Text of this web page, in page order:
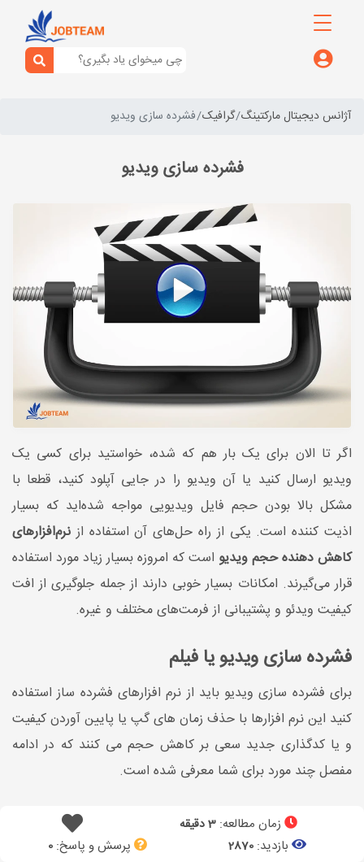
آژانس دیجیتال مارکتینگ گرافیک فشرده سازی ویدیو
فشرده سازی ویدیو
اگر تا الان برای یک بار هم که شده، خواستید برای کسی یک
ویدیو ارسال کنید یا آن ویدیو را در جایی آپلود کنید، قطعا با
مشکل بالا بودن حجم فایل ویدیویی مواجه شده‌اید که بسیار
اذیت کننده است. یکی از راه حل‌های آن استفاده از نرم‌افزارهای
کاهش دهنده حجم ویدیو است که امروزه بسیار زیاد مورد استفاده
قرار می‌گیرند. امکانات بسیار خوبی دارند از جمله جلوگیری از افت
کیفیت ویدئو و پشتیبانی از فرمت‌های مختلف و غیره.
فشرده سازی ویدیو یا فیلم
برای فشرده سازی ویدیو باید از نرم افزارهای فشرده ساز استفاده
کنید این نرم افزارها با حذف زمان های گپ یا پایین آوردن کیفیت
و یا کدگذاری جدید سعی بر کاهش حجم می کنند که در ادامه
مفصل چند مورد برای شما معرفی شده است.
زمان مطالعه: 3 دقیقه
بازدید:2870 پرسش و پاسخ:0